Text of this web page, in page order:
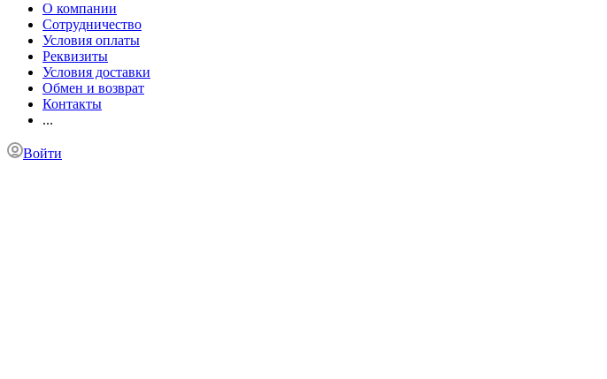
О компании
Сотрудничество
Условия оплаты
Реквизиты
Условия доставки
Обмен и возврат
Контакты
...
Войти